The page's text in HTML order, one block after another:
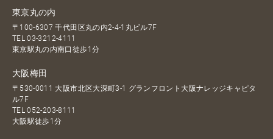
東京丸の内
〒100-6307 千代田区丸の内2-4-1丸ビル7F
TEL03-3212-4111
東京駅丸の内南口徒歩1分
大阪梅田
〒530-0011 大阪市北区大深町3-1 グランフロント大阪ナレッジキャピタ
ル7F
TEL052-203-8111
大阪駅徒歩1分